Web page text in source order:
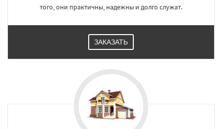
того, они практичны, надежны и долго служат.
ЗАКАЗАТЬ